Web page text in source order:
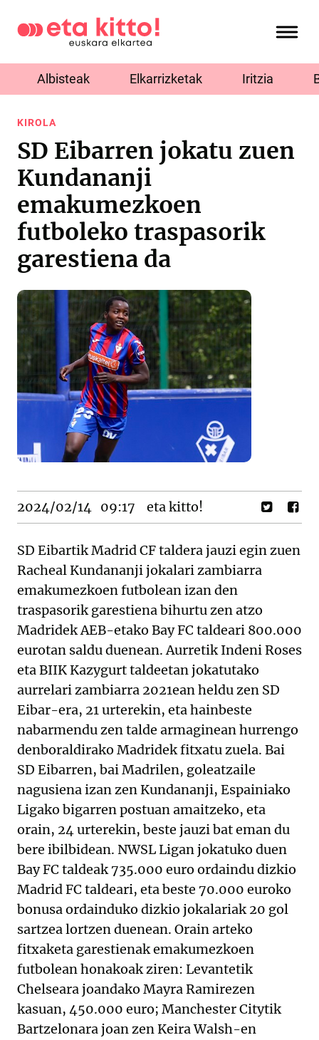
Albisteak Elkarrizketak Iritzia
KIROLA
SD Eibarren jokatu zuen
Kundananji
emakumezkoen
futboleko traspasorik
garestiena da
2024/02/14 09:17 eta kitto!
SD Eibartik Madrid CF taldera jauzi egin zuen
Racheal Kundananji jokalari zambiarra
emakumezkoen futbolean izan den
traspasorik garestiena bihurtu zen atzo
Madridek AEB-etako Bay FC taldeari 800.000
eurotan saldu duenean. Aurretik Indeni Roses
eta BIIK Kazygurt taldeetan jokatutako
aurrelari zambiarra 2021ean heldu zen SD
Eibar-era, 21 urterekin, eta hainbeste
nabarmendu zen talde armaginean hurrengo
denboraldirako Madridek fitxatu zuela. Bai
SD Eibarren, bai Madrilen, goleatzaile
nagusiena izan zen Kundananji, Espainiako
Ligako bigarren postuan amaitzeko, eta
orain, 24 urterekin, beste jauzi bat eman du
bere ibilbidean. NWSL Ligan jokatuko duen
Bay FC taldeak 735.000 euro ordaindu dizkio
Madrid FC taldeari, eta beste 70.000 euroko
bonusa ordainduko dizkio jokalariak 20 gol
sartzea lortzen duenean. Orain arteko
fitxaketa garestienak emakumezkoen
futbolean honakoak ziren: Levantetik
Chelseara joandako Mayra Ramirezen
kasuan, 450.000 euro; Manchester Citytik
Bartzelonara joan zen Keira Walsh-en